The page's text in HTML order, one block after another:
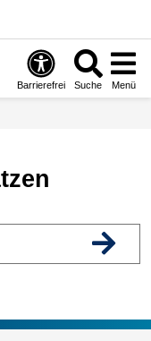
Barrierefrei Suche Menü